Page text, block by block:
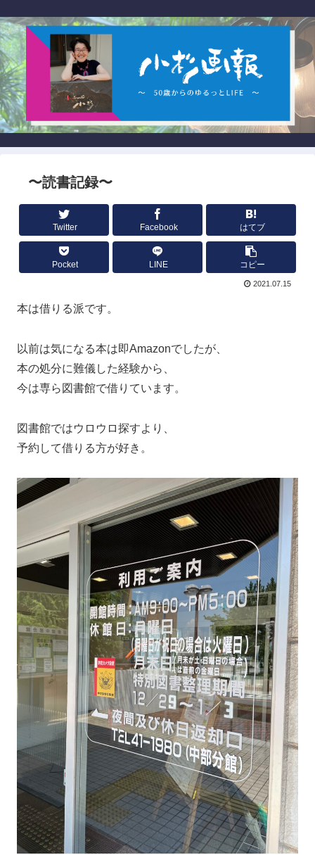
〜読書記録〜
Twitter Facebook はてブ
Pocket LINE コピー
2021.07.15
本は借りる派です。
以前は気になる本は即Amazonでしたが、
本の処分に難儀した経験から、
今は専ら図書館で借りています。
図書館ではウロウロ探すより、
予約して借りる方が好き。